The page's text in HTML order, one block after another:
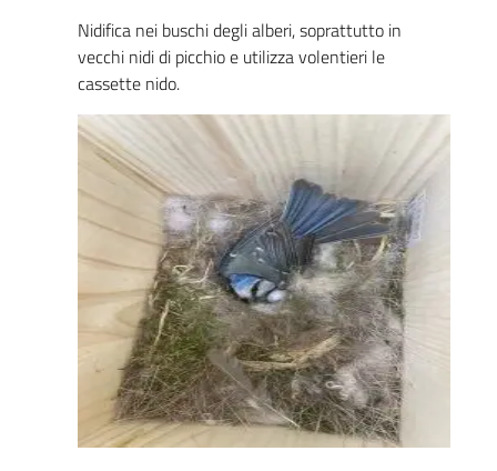
Nidifica nei buschi degli alberi, soprattutto in
vecchi nidi di picchio e utilizza volentieri le
cassette nido.